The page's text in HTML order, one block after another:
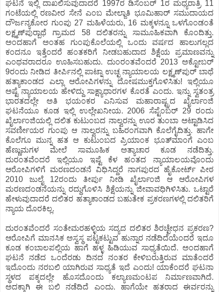
ಘಟನೆ ಇಲ್ಲಿ ದಾಖಲಿಸುವುದಾದರೆ 1997ರ ಡಿಸೆಂಬರ್ 1ರ ಮಧ್ಯರಾತ್ರಿ 11
ಗಂಟೆಯಲ್ಲಿ ರಣವೀರ ಸೇನೆ ಎಂಬ ಮೇಲ್ಜಾತಿ ಭೂಮಿಹಾರ್ ಸಮುದಾಯದ
ದೌರ್ಜನ್ಯಕೋರ ಗುಂಪು 27 ಮಹಿಳೆಯರು, 16 ಮಕ್ಕಳನ್ನೂ ಒಳಗೊಂಡಂತೆ
ಲಕ್ಷ್ಮಣ್‍ಪುರ್‍ಬಾಥೆ ಗ್ರಾಮದ 58 ದಲಿತರನ್ನು ಸಾಮೂಹಿಕವಾಗಿ ಕೊಂದಿತ್ತು.
ಅಂದಹಾಗೆ ಅಂತಹ ಗುಂಪುಕೊಲೆಯಲ್ಲಿ ಒಂದು ವರ್ಷದ ಹಾಲುಗಲ್ಲದ
ಕಂದನೂ ಇತ್ತೆಂದರೆ ಹಂತಕರಿಗೆ ನೀಡಬಹುದಾದ ಶಿಕ್ಷೆಯ ಪ್ರಮಾಣವನ್ನು
ಎಂಥವರಾದರೂ ಊಹಿಸಬಹುದು. ದುಂರಂತವೆಂದರೆ 2013 ಅಕ್ಟೋಬರ್
9ರಂದು ನೀಡಿದ ತೀರ್ಪಿನಲ್ಲಿ ಪಾಟ್ನಾ ಉಚ್ಛ ನ್ಯಾಯಾಲಯ ಲಕ್ಷ್ಮಣ್‍ಪುರ್ ಬಾಥೆ
ಹತ್ಯಾಕಾಂಡದ ಎಲ್ಲಾ ಆರೋಪಿಗಳನ್ನು ದೋಷಮುಕ್ತಗೊಳಿಸಿತು! ಇಲ್ಲಿಯೂ
ಅಷ್ಟೆ ನ್ಯಾಯಾಲಯ ಹೇಳಿದ್ದು ಸಾಕ್ಷ್ಯಾಧಾರಗಳ ಕೊರತೆ ಎಂದು. ಇನ್ನು ಸ್ವತಂತ್ರ
ಭಾರತದಲ್ಲೇ ಅತಿ ಭಯಂಕರ ಎನಿಸುವ ಮಹಾರಾಷ್ಟ್ರದ ಖೈರ್ಲಾಂಜಿ
ಘಟನೆಯೂ ಕೂಡ ಇಲ್ಲಿ ಉಲ್ಲೇಖನೀಯ. 2006 ಸೆಪ್ಟೆಂಬರ್ 29 ರಂದು
ಖೈರ್ಲಾಂಜಿಯಲ್ಲಿ ದಲಿತ ಕುಟುಂಬದ ನಾಲ್ವರನ್ನು ಊರ ತುಂಬಾ ಅಟ್ಟಾಡಿಸಿದ
ಸವರ್ಣೀಯರ ಗುಂಪು ಆ ನಾಲ್ವರನ್ನು ಬಹಿರಂಗವಾಗಿ ಕೊಲೆಗೈದಿತ್ತು. ಹಾಗೇ
ಕೊಲೆಗೂ ಮುನ್ನ ಹತ ಆ ಕುಟುಂಬದ ಪ್ರಿಯಾಂಕ ಭೂತ್‍ಮಾಂಗೆ ಎಂಬ
ಹೆಣ್ಣುಮಗಳ ಮೇಲೆ ಸಾಮೂಹಿಕ ಅತ್ಯಾಚಾರ ಕೂಡ ನಡೆದಿತ್ತು.
ದುರಂತವೆಂದರೆ ಇಲ್ಲಿಯೂ ಇಷ್ಟೆ ಕೆಳ ಹಂತದ ನ್ಯಾಯಾಲಯವೊಂದು
ಆರೋಪಿಗಳಿಗೆ ಮರಣದಂಡನೆ ವಿಧಿಸಿದ್ದರೆ ನಾಗಪುರದ ಹೈಕೋರ್ಟ್ ಪೀಠ
2010 ಜುಲೈ 12ರಂದು ತೀರ್ಪು ನೀಡಿ ಖೈರ್ಲಾಂಜಿ ಆ ಆರೋಪಿಗಳ
ಮರಣದಂಡನೆಯನ್ನು ರದ್ದುಗೊಳಿಸಿ ಶಿಕ್ಷೆಯನ್ನು ಜೀವಾವಧಿಗಿಳಿಸಿತು. ಒಟ್ಟಾರೆ
ಹೇಳುವುದಾದರೆ ದಲಿತರ ಹತ್ಯಾಕಾಂಡದ ಬಹುತೇಕ ಪ್ರಕರಣಗಳಲ್ಲಿ ದಲಿತರಿಗೆ
ನ್ಯಾಯ ದೊರಕಿಲ್ಲ.
ದುರಂತವೆಂದರೆ ಸಂತೇಮರಹಳ್ಳಿಯ ಸದ್ಯದ ದಲಿತರ ಶಿರಚ್ಛೇಧನ ಪ್ರಕರಣ?
ಆರೋಪಿಗೆ ಮಾನಸಿಕ ಅಸ್ವಸ್ಥ ಪಟ್ಟಕಟ್ಟುವ ಹುನ್ನಾರ ನಡೆದಿದೆಯೆಂದರೆ ಇದೂ
ಕೂಡ ಕಂಬಾಲಪಲ್ಲಿಯ ಹಾಗೆ ಹಳ್ಳ ಹಿಡಿಯುವ ಸಾಧ್ಯತೆಯಿದೆ. ಅಂದಹಾಗೆ
ಘಟನೆ ನಡೆದ ಒಂದೆರಡು ದಿನದ ನಂತರ ಕೇಳಿಬರುತ್ತಿರುವ ಮಾತೆಂದರೆ
ಇದೊಂದು ನರಬಲಿ ಯಾಗಿರುವ ಸಾಧ್ಯತೆ ಇದೆ ಎಂದು! ಯಾಕೆಂದರೆ ಘಟನಾ
ಸ್ಥಳದ ಪಕ್ಕದಲ್ಲೇ ಹೊಸದೊಂದು ಕಲ್ಯಾಣಮಂಟಪ ನಿರ್ಮಾಣವಾಗಿದೆ.
ಅದಕ್ಕಾಗಿ ಈ ಬಲಿ ನಡೆದಿದೆ ಎಂದು. ಹಾಗೆಯೇ ಹತರಾದ ಈರ್ವರನ್ನು